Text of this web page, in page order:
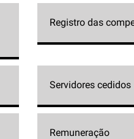
Registro das
Servidores cedidos
Remuneração